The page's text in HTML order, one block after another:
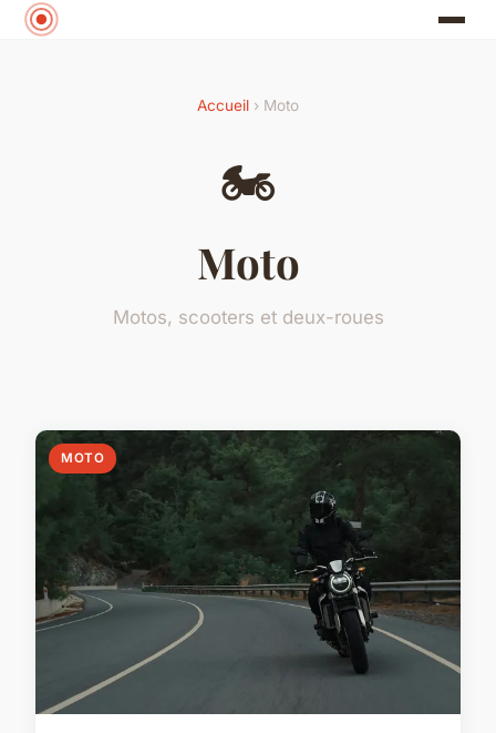
Accueil › Moto
🏍️
Moto
Motos, scooters et deux-roues
MOTO